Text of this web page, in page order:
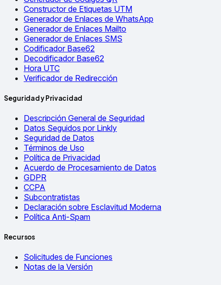
Constructor de Etiquetas UTM
Generador de Enlaces de WhatsApp
Generador de Enlaces Mailto
Generador de Enlaces SMS
Codificador Base62
Decodificador Base62
Hora UTC
Verificador de Redirección
Seguridad y Privacidad
Descripción General de Seguridad
Datos Seguidos por Linkly
Seguridad de Datos
Términos de Uso
Política de Privacidad
Acuerdo de Procesamiento de Datos
GDPR
CCPA
Subcontratistas
Declaración sobre Esclavitud Moderna
Política Anti-Spam
Recursos
Solicitudes de Funciones
Notas de la Versión